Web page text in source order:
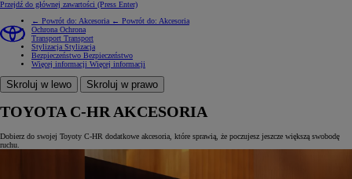
Przejdź do głównej zawartości (Press Enter)
← Powrót do: Akcesoria ← Powrót do: Akcesoria
Ochrona Ochrona
Transport Transport
Stylizacja Stylizacja
Bezpieczeństwo Bezpieczeństwo
Więcej informacji Więcej informacji
Skroluj w lewo Skroluj w prawo
TOYOTA C-HR AKCESORIA
Dobierz do swojej Toyoty C-HR dodatkowe akcesoria, które sprawią, że poczujesz jeszcze większą swobodę
ruchu.